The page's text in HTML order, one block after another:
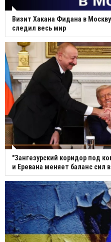
Визит Хакана Фидана в
следил весь мир
"Зангезурский коридор под
и Еревана меняет баланс сил